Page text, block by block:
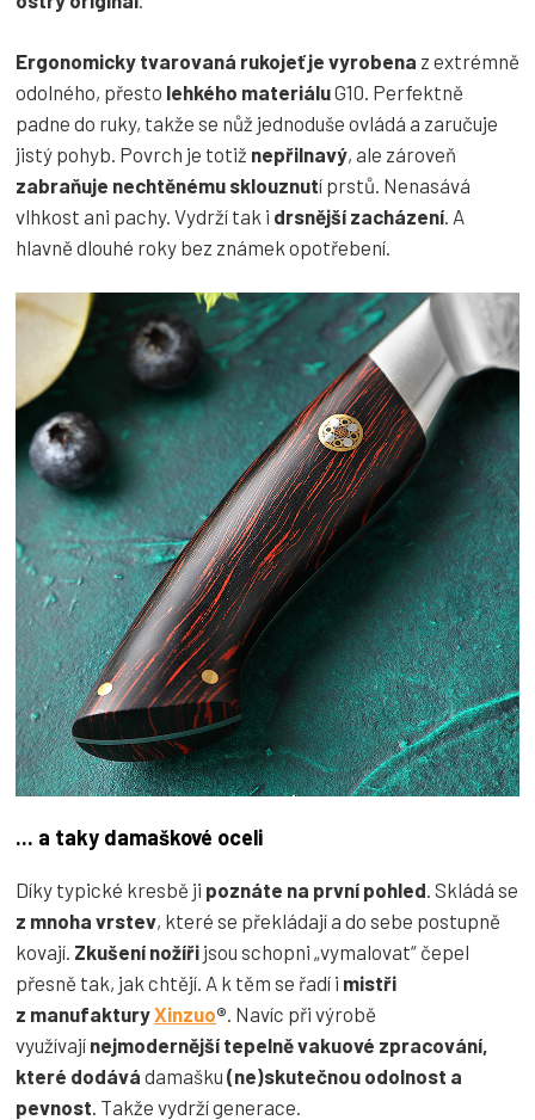
Ergonomicky tvarovaná rukojeť je vyrobena z extrémně
odolného, přesto lehkého materiáluG10. Perfektně
padne do ruky, takže se nůž jednoduše ovládá a zaručuje
jistý pohyb. Povrch je totiž nepřilnavý, ale zároveň
zabraňuje nechtěnému sklouznutí prstů. Nenasává
vlhkost ani pachy. Vydrží tak i drsnější zacházení . A
hlavně dlouhé roky bez známek opotřebení.
... a taky damaškové oceli
Díky typické kresbě ji poznáte na první pohled . Skládá se
z mnoha vrstev, které se překládají a do sebe postupně
kovají. Zkušení nožíři jsou schopni „vymalovat“ čepel
přesně tak, jak chtějí. A k těm se řadí i mistři
z manufakturyXinzuo® . Navíc při výrobě
využívají nejmodernější tepelně vakuové zpracování,
které dodává damašku (ne)skutečnou odolnost a
pevnost . Takže vydrží generace.